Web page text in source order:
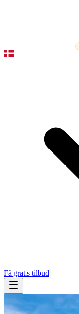
Flyttefirmaer
Få gratis tilbud